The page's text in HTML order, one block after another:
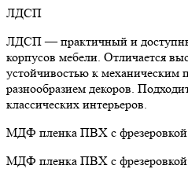
ЛДСП
ЛДСП — практичный и
корпусов мебели. Отличается
устойчивостью к механическим
разнообразием декоров.
классических интерьеров.
МДФ пленка ПВХ с фрезеровкой
МДФ пленка ПВХ с фрезеровкой